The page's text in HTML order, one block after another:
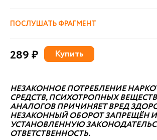
ПОСЛУШАТЬ ФРАГМЕНТ
289 ₽ Купить
НЕЗАКОННОЕ ПОТРЕБЛЕНИЕ
СРЕДСТВ, ПСИХОТРОПНЫХ
АНАЛОГОВ ПРИЧИНЯЕТ ВРЕД
НЕЗАКОННЫЙ ОБОРОТ ЗАПРЕЩЁН И
УСТАНОВЛЕННУЮ
ОТВЕТСТВЕННОСТЬ.